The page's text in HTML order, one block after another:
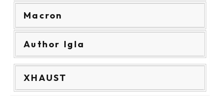
Macron
Author Igla
XHAUST